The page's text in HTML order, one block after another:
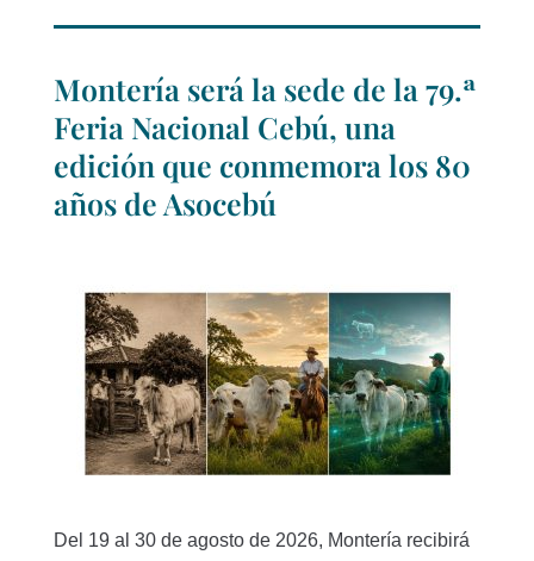
Montería será la sede de la 79.ª
Feria Nacional Cebú, una
edición que conmemora los 80
años de Asocebú
Del 19 al 30 de agosto de 2026, Montería recibirá